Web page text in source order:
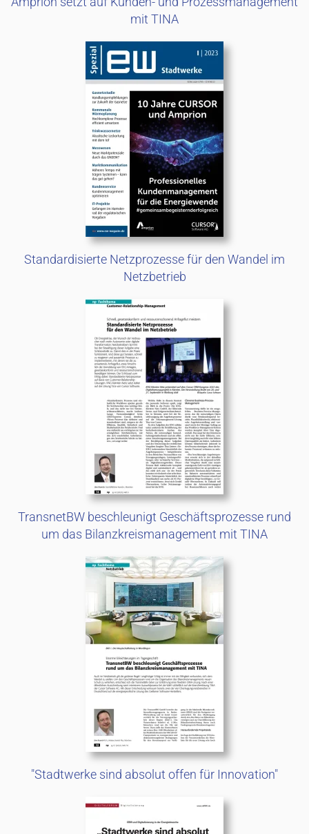
mit TINA
Standardisierte Netzprozesse für den Wandel im
Netzbetrieb
TransnetBW beschleunigt Geschäftsprozesse rund
um das Bilanzkreismanagement mit TINA
"Stadtwerke sind absolut offen für Innovation"